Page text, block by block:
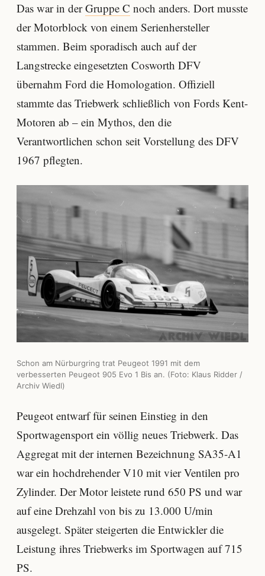
Das war in derGruppe C noch anders. Dort musste
der Motorblock von einem Serienhersteller
stammen. Beim sporadisch auch auf der
Langstrecke eingesetzten Cosworth DFV
übernahm Ford die Homologation. Offiziell
stammte das Triebwerk schließlich von Fords Kent-
Motoren ab – ein Mythos, den die
Verantwortlichen schon seit Vorstellung des DFV
1967 pflegten.
Schon am Nürburgring trat Peugeot 1991 mit dem
verbesserten Peugeot 905 Evo 1 Bis an. (Foto: Klaus Ridder /
Archiv Wiedl)
Peugeot entwarf für seinen Einstieg in den
Sportwagensport ein völlig neues Triebwerk. Das
Aggregat mit der internen Bezeichnung SA35-A1
war ein hochdrehender V10 mit vier Ventilen pro
Zylinder. Der Motor leistete rund 650 PS und war
auf eine Drehzahl von bis zu 13.000 U/min
ausgelegt. Später steigerten die Entwickler die
Leistung ihres Triebwerks im Sportwagen auf 715
PS.